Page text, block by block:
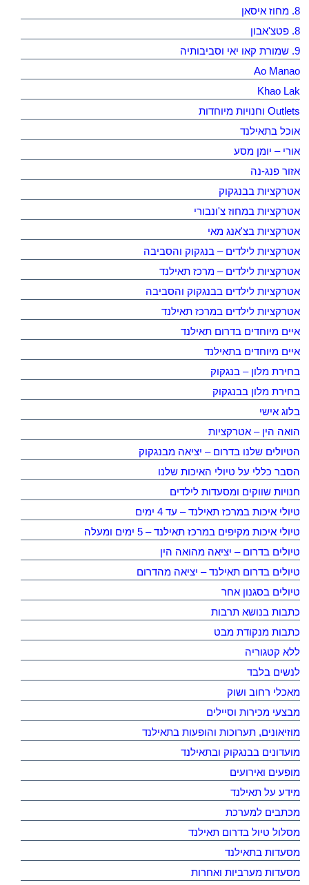
8. מחוז איסאן
8. פטצ'אבון
9. שמורת קאו יאי וסביבותיה
Ao Manao
Khao Lak
Outlets וחנויות מיוחדות
אוכל בתאילנד
אורי – יומן מסע
אזור פנג-נה
אטרקציות בבנגקוק
אטרקציות במחוז צ'ונבורי
אטרקציות בצ'אנג מאי
אטרקציות לילדים – בנגקוק והסביבה
אטרקציות לילדים – מרכז תאילנד
אטרקציות לילדים בבנגקוק והסביבה
אטרקציות לילדים במרכז תאילנד
איים מיוחדים בדרום תאילנד
איים מיוחדים בתאילנד
בחירת מלון – בנגקוק
בחירת מלון בבנגקוק
בלוג אישי
הואה הין – אטרקציות
הטיולים שלנו בדרום – יציאה מבנגקוק
הסבר כללי על טיולי האיכות שלנו
חנויות שווקים ומסעדות לילדים
טיולי איכות במרכז תאילנד – עד 4 ימים
טיולי איכות מקיפים במרכז תאילנד – 5 ימים ומעלה
טיולים בדרום – יציאה מהואה הין
טיולים בדרום תאילנד – יציאה מהדרום
טיולים בסגנון אחר
כתבות בנושא תרבות
כתבות מנקודת מבט
ללא קטגוריה
לנשים בלבד
מאכלי רחוב ושוק
מבצעי מכירות וסיילים
מוזיאונים, תערוכות והופעות בתאילנד
מועדונים בבנגקוק ובתאילנד
מופעים ואירועים
מידע על תאילנד
מכתבים למערכת
מסלול טיול בדרום תאילנד
מסעדות בתאילנד
מסעדות מערביות ואחרות